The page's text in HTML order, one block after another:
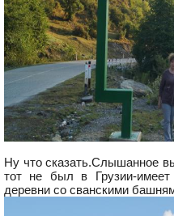
Ну что сказать.Слышанное
тот не был в Грузии-
деревни со сванскими